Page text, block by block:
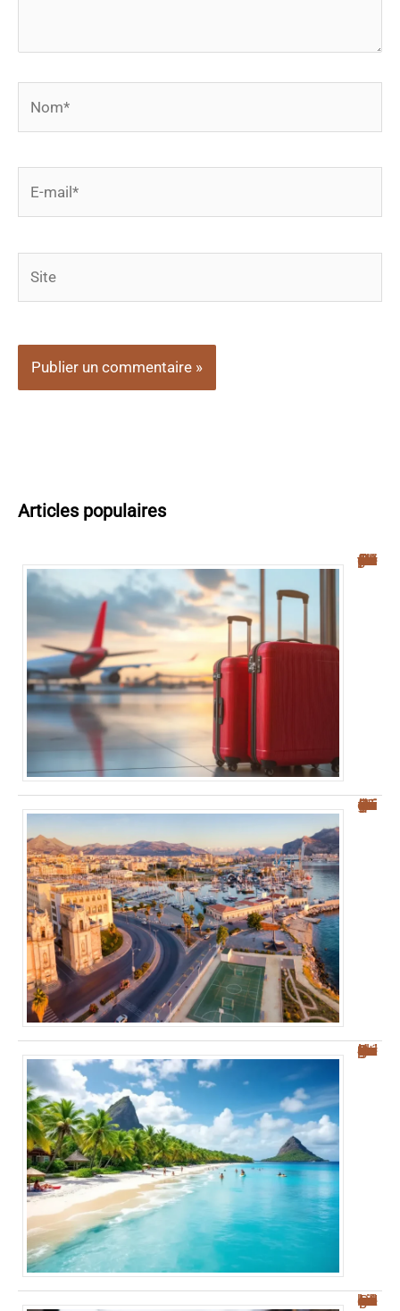
Articles populaires
Navette aéroport Palerme : guide complet pour un transfert facile vers le centre-ville
Où se garer à Palerme : guide pratique pour éviter la ZTL
Découvrez les plages des Salines : votre guide sur Sainte-Anne
Les meilleurs restaurants à Palerme : nos conseils pour bien manger et savourer !